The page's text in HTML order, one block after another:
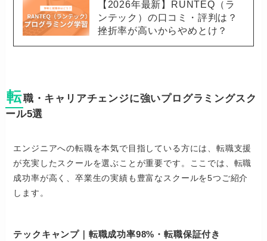
【2026年最新】RUNTEQ（ラ
ンテック）の口コミ・評判は？
挫折率が高いからやめとけ？
転職・キャリアチェンジに強いプログラミングスク
ール5選
エンジニアへの転職を本気で目指している方には、転職支援
が充実したスクールを選ぶことが重要です。ここでは、転職
成功率が高く、卒業生の実績も豊富なスクールを5つご紹介
します。
テックキャンプ｜転職成功率98%・転職保証付き